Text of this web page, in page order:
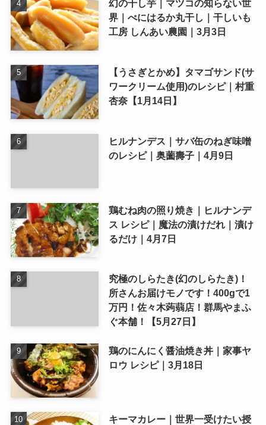
幻の干し芋｜マツコの知らない世
界｜べにはるか丸干し｜干しいも
工房 しんあい農園｜3月3日
【うさぎとかめ】タマゴサンド(サ
ワークリーム使用)のレシピ｜村重
杏奈【1月14日】
ヒルナンデス｜サバ缶のねぎ味噌
のレシピ｜奥薗壽子｜4月9日
鶏むね肉の照り焼き｜ヒルナンデ
ス レシピ｜魔法の漬けだれ｜漬け
るだけ｜4月7日
究極のしらたき(幻のしらたき)！
所さんお届けモノです！400gで1
万円！佐々木蒟蒻店！群馬やまふ
ぐ本舗！【5月27日】
鶏のにんにく醤油焼き丼｜家事ヤ
ロウ レシピ｜3月18日
キーマカレー｜世界一受けたい授